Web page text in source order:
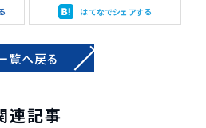
はてなでシェアする
覧へ戻る
連記事